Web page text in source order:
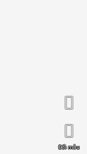
Đổi mẫu